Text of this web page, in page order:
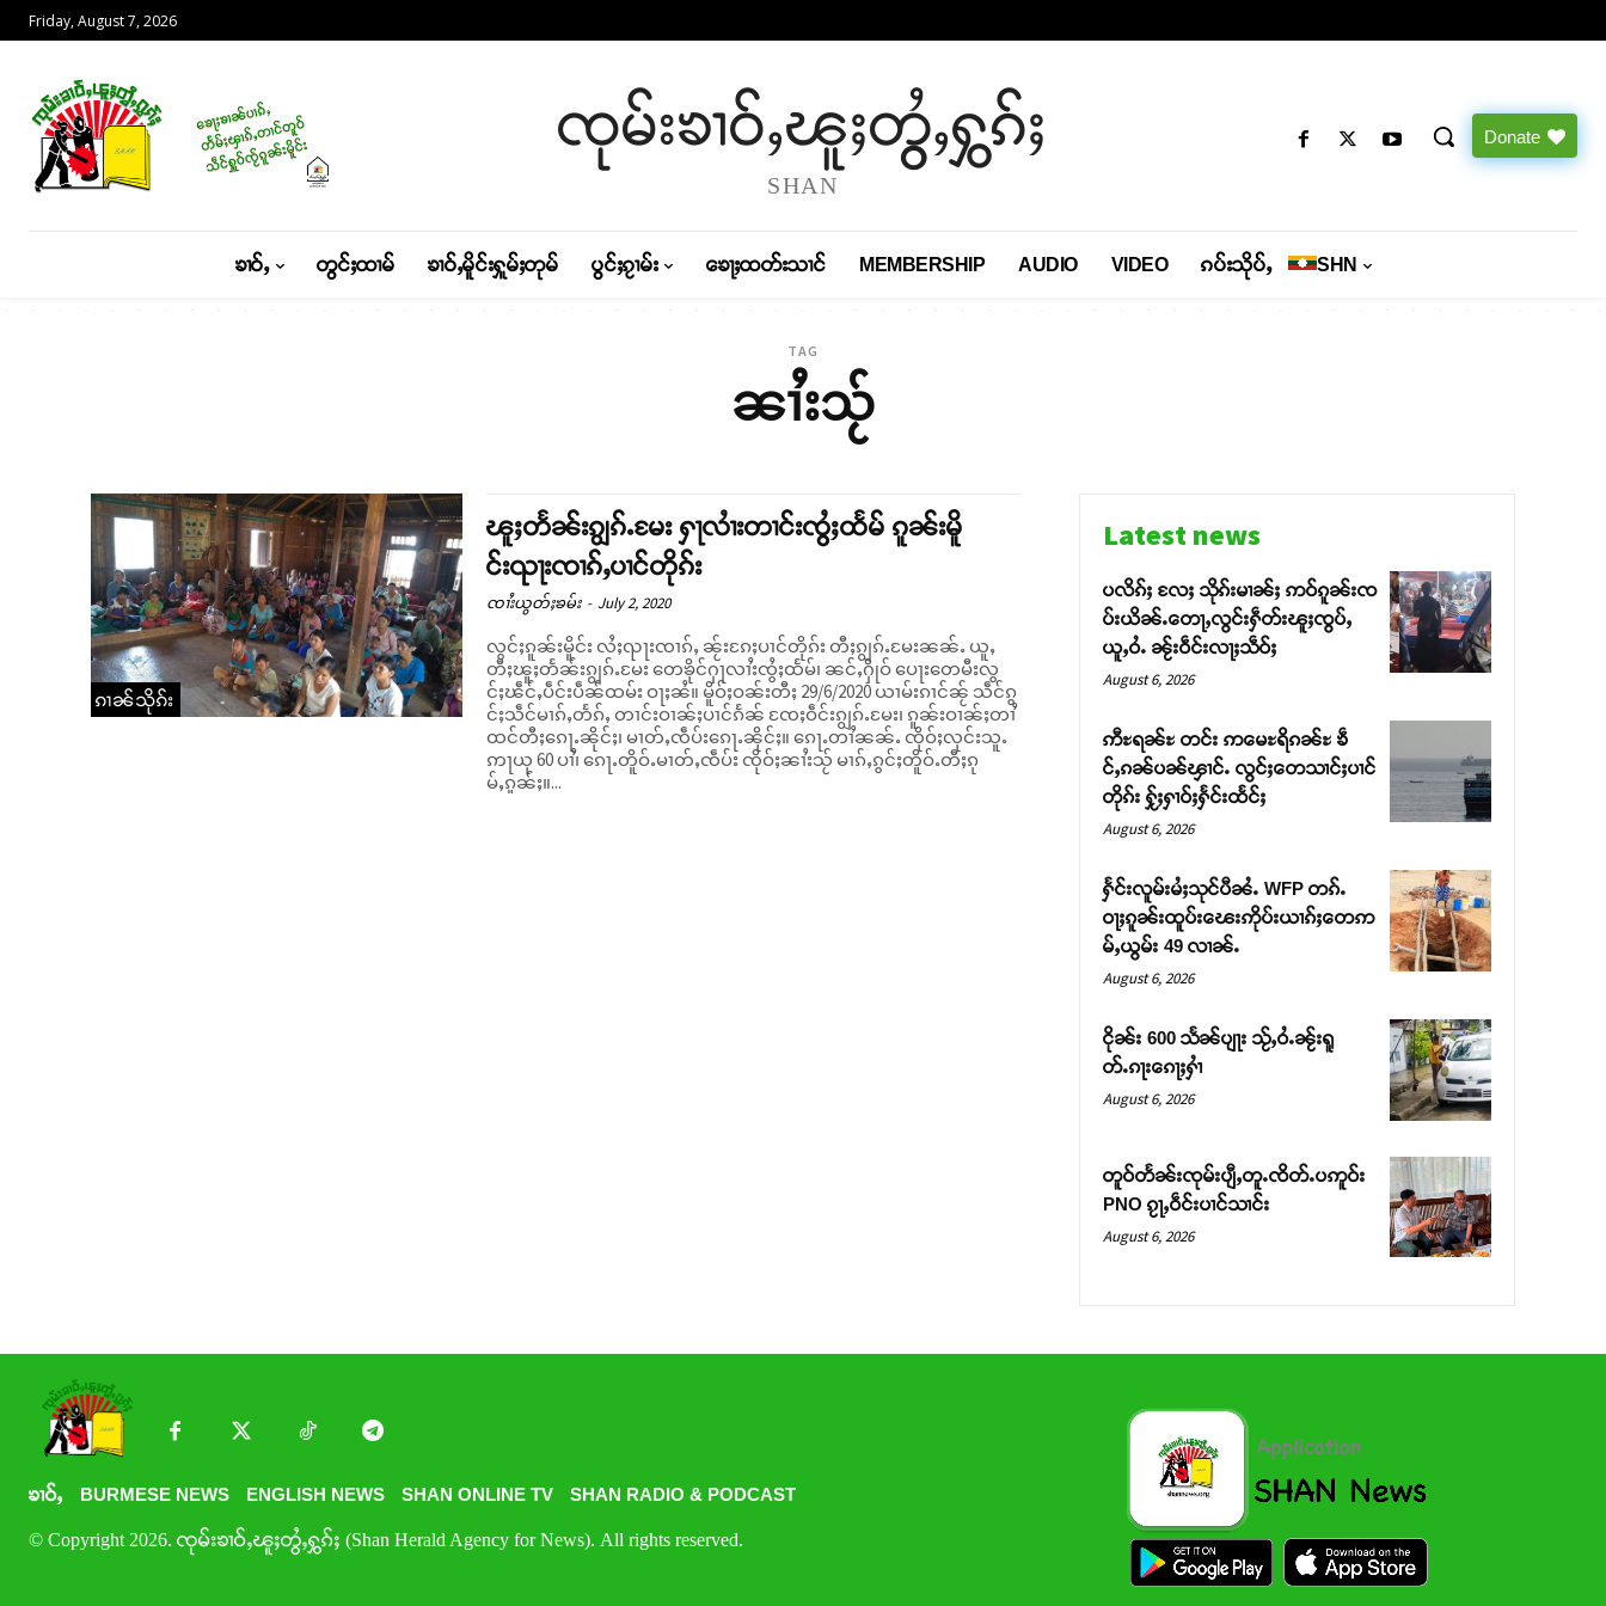
Friday, August 7, 2026
ၸုမ်းၶၢဝ်ႇၽူႈတွႆႇႁွၵ်ႈ
SHAN
Donate
ၶၢဝ်ႇ တွင်ႈထၢမ် ၶၢဝ်ႇမိူင်းႁူမ်ႈတုမ် ပွင်ႈၵႂၢမ်း ၶေႃႈထတ်းသၢင် MEMBERSHIP AUDIO VIDEO ၵပ်းသိုပ်ႇ SHN
TAG
ၼၢႆးသႂ်
ၵၢၼ်သိုၵ်း
ၽူႈတႅၼ်းၵျွၵ်ႉမႄး ႁႃလၢႆးတၢင်းၸွႆႈထႅမ် ၵူၼ်းမိူ
င်းၺႃးၸၢၵ်ႇပၢင်တိုၵ်း
ၸၢႆးယွတ်ႈၶမ်း - July 2, 2020
လွင်ႈၵူၼ်းမိူင်း လႆႈၺႃးၸၢၵ်ႇ ၼႂ်းၵႄႈပၢင်တိုၵ်း တီႈၵျွၵ်ႉမႄးၼၼ်ႉ ယူႇ
တီႈၽူႈတႅၼ်းၵျွၵ်ႉမႄး တေၶိုင်ႁႃလၢႆးၸွႆႈထႅမ်၊ ၼင်ႇႁိုဝ် ပေႃးတေမီးလွ
င်ႈၽဵင်ႇပဵင်းပဵၼ်ထမ်း ဝႃႈၼႆ။ မိူဝ်ႈဝၼ်းတီႈ 29/6/2020 ယၢမ်းၵၢင်ၼႂ် သဵင်ၵွ
င်ႈသဵင်မၢၵ်ႇတႅၵ်ႇ တၢင်းဝၢၼ်ႈပၢင်ၵႅၼ် ၸႄႈဝဵင်းၵျွၵ်ႉမႄး၊ ၵူၼ်းဝၢၼ်ႈတၢႆ
ထင်တီႈၵေႃႉၼိုင်ႈ၊ မၢတ်ႇၸဵပ်းၵေႃႉၼိုင်ႈ။ ၵေႃႉတၢႆၼၼ်ႉ ၸိုဝ်ႈလုင်းသူႉ
ဢႃယု 60 ပၢႆ၊ ၵေႃႉတိူဝ်ႉမၢတ်ႇၸဵပ်း ၸိုဝ်ႈၼၢႆးသႂ် မၢၵ်ႇၵွင်ႈတိူဝ်ႉတီႈၵု
မ်ႇၵူၼ်ႈ။...
Latest news
ပလိၵ်ႈ လႄႈ သိုၵ်းမၢၼ်ႈ ဢဝ်ၵူၼ်းၸ
ပ်းယိၼ်ႉတေႃႇလွင်းႁဵတ်းၽူႈၸွပ်ႇ
ယူႇဝႆႉ ၼႂ်းဝဵင်းလႃႈသဵဝ်ႈ
August 6, 2026
ဢီႊရၼ်ႊ တင်း ဢမေႊရိၵၼ်ႊ ၶဵ
င်ႇၵၼ်ပၼ်ၾၢင်ႉ လွင်ႈတေသၢင်ႈပၢင်
တိုၵ်း ႁႂ်ႈႁၢဝ်ႈႁႅင်းထႅင်ႈ
August 6, 2026
ႁႅင်းလူမ်းမႆႈသုင်ပီၼႆႉ WFP တၵ်ႉ
ဝႃႈၵူၼ်းထူပ်းၽေးဢိုပ်းယၢၵ်ႈတေဢ
မ်ႇယွမ်း 49 လၢၼ်ႉ
August 6, 2026
ငိုၼ်း 600 သႅၼ်ပျႃး သႂ်ႇဝႆႉၼႂ်းရူ
တ်ႉၵႃးၵေႃႈႁၢႆ
August 6, 2026
တူဝ်တႅၼ်းၸုမ်းပျီႇတူႉၸိတ်ႉပဢူဝ်း
PNO ၵႂႃႇဝဵင်းပၢင်သၢင်း
August 6, 2026
ၶၢဝ်ႇ BURMESE NEWS ENGLISH NEWS SHAN ONLINE TV SHAN RADIO & PODCAST
© Copyright 2026. ၸုမ်းၶၢဝ်ႇၽူႈတွႆႇႁွၵ်ႈ (Shan Herald Agency for News). All rights reserved.